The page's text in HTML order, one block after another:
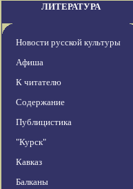
ЛИТЕРАТУРА
Новости русской культуры
Афиша
К читателю
Содержание
Публицистика
"Курск"
Кавказ
Балканы